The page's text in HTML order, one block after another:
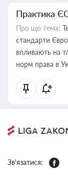
Практика
Про що тема:
стандарти
впливають на
норм права в
Зв'язатися: